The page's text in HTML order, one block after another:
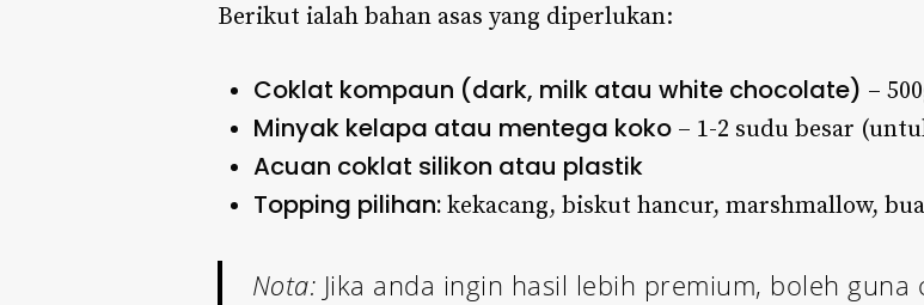
Berikut ialah bahan asas yang diperlukan:
Coklat kompaun (dark, milk atau white chocolate) –
Minyak kelapa atau mentega koko – 1-2 sudu besar
Acuan coklat silikon atau plastik
Topping pilihan: kekacang, biskut hancur, marshmallow,
Nota: Jika anda ingin hasil lebih premium, boleh